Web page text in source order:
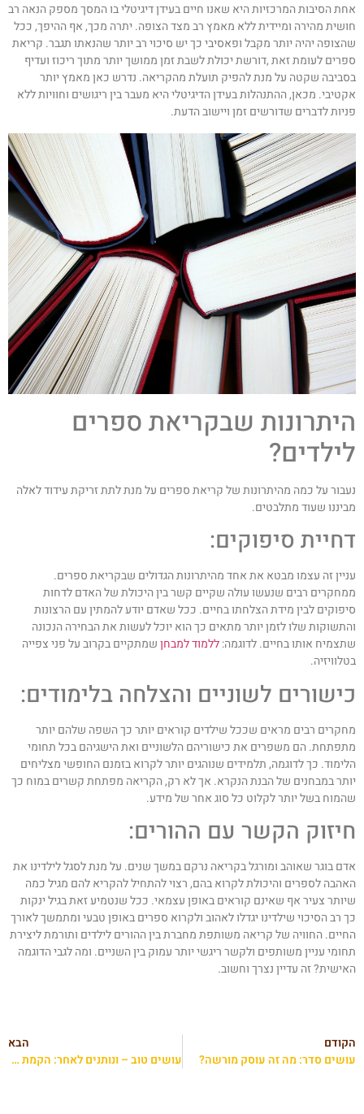
הסיבות המרכזיות היא שאנו חיים בעידן דיגיטלי בו המסך מספק הנאה רב
מהירה ומיידית ללא מאמץ רב מצד הצופה. יתרה מכך, אף ההיפך, ככל
יהיה יותר מקבל ופאסיבי כך יש סיכוי רב יותר שהנאתו תגבר. קריאת
לעומת זאת ,דורשת יכולת לשבת זמן ממושך יותר מתוך ריכוז ועדיף
שקטה על מנת להפיק תועלת מהקריאה. נדרש כאן מאמץ יותר
מכאן, ההתנהלות בעידן הדיגיטלי היא מעבר בין ריגושים וחוויות ללא
לדברים שדורשים זמן ויישוב הדעת.
שבקריאת ספרים
על כמה מהיתרונות של קריאת ספרים על מנת לתת זריקת עידוד לאלה
שעוד מתלבטים.
סיפוקים:
זה עצמו מבטא את אחד מהיתרונות הגדולים שבקריאת ספרים.
רבים שנעשו עולה שקיים קשר בין היכולת של האדם לדחות
לבין מידת הצלחתו בחיים. ככל שאדם יודע להמתין עם הרצונות
שלו לזמן יותר מתאים כך הוא יוכל לעשות את הבחירה הנכונה
אותו בחיים. לדוגמה:ללמוד למבחןשמתקיים בקרוב על פני צפייה
לשוניים והצלחה בלימודים:
רבים מראים שככל שילדים קוראים יותר כך השפה שלהם יותר
הם משפרים את כישוריהם הלשוניים ואת הישגיהם בכל תחומי
כך לדוגמה, תלמידים שנוהגים יותר לקרוא בזמנם החופשי מצליחים
במבחנים של הבנת הנקרא. אך לא רק, הקריאה מפתחת קשרים במוח כך
בשל יותר לקלוט כל סוג אחר של מידע.
הקשר עם ההורים:
בוגר שאוהב ומורגל בקריאה נרקם במשך שנים. על מנת לסגל לילדינו את
לספרים והיכולת לקרוא בהם, רצוי להתחיל להקריא להם מגיל כמה
צעיר אף שאינם קוראים באופן עצמאי. ככל שנטמיע זאת בגיל ינקות
רב הסיכוי שילדינו יגדלו לאהוב ולקרוא ספרים באופן טבעי ומתמשך לאורך
החוויה של קריאה משותפת מחברת בין ההורים לילדים ותורמת ליצירת
עניין משותפים ולקשר ריגשי יותר עמוק בין השניים. ומה לגבי הדוגמה
זה עדיין נצרך וחשוב.
סדר: מה זה עוסק מורשה?
הבא
עושים טוב – ונותנים לאחר: הקמת עמותה היא הדרך להעניק לנזקקים